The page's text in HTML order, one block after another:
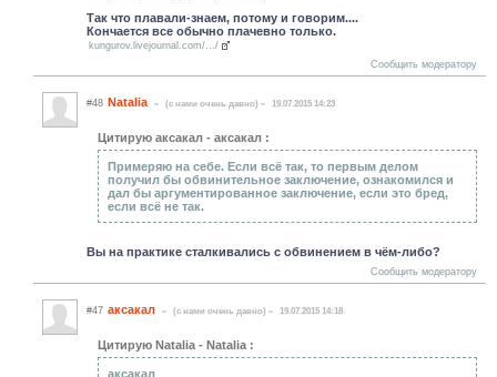
Так что плавали-знаем, потому и говорим....
Кончается все обычно плачевно только.
kungurov.livejournal.com/.../
Сообщить модератору
#48 Natalia (c нами очень давно) 19.07.2015 14:23
Цитирую аксакал - аксакал :
Примеряю на себе. Если всё так, то первым делом
получил бы обвинительное заключение, ознакомился и
дал бы аргументированное заключение, если это бред,
если всё не так.
Вы на практике сталкивались с обвинением в чём-либо?
Сообщить модератору
#47 аксакал (c нами очень давно) 19.07.2015 14:18
Цитирую Natalia - Natalia :
аксакал